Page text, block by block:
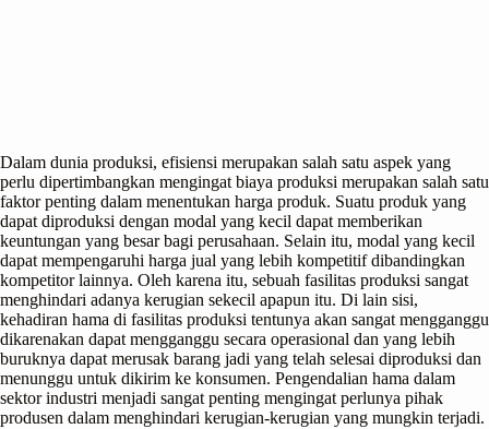
Dalam dunia produksi, efisiensi merupakan salah satu aspek yang
perlu dipertimbangkan mengingat biaya produksi merupakan salah satu
faktor penting dalam menentukan harga produk. Suatu produk yang
dapat diproduksi dengan modal yang kecil dapat memberikan
keuntungan yang besar bagi perusahaan. Selain itu, modal yang kecil
dapat mempengaruhi harga jual yang lebih kompetitif dibandingkan
kompetitor lainnya. Oleh karena itu, sebuah fasilitas produksi sangat
menghindari adanya kerugian sekecil apapun itu. Di lain sisi,
kehadiran hama di fasilitas produksi tentunya akan sangat mengganggu
dikarenakan dapat mengganggu secara operasional dan yang lebih
buruknya dapat merusak barang jadi yang telah selesai diproduksi dan
menunggu untuk dikirim ke konsumen. Pengendalian hama dalam
sektor industri menjadi sangat penting mengingat perlunya pihak
produsen dalam menghindari kerugian-kerugian yang mungkin terjadi.